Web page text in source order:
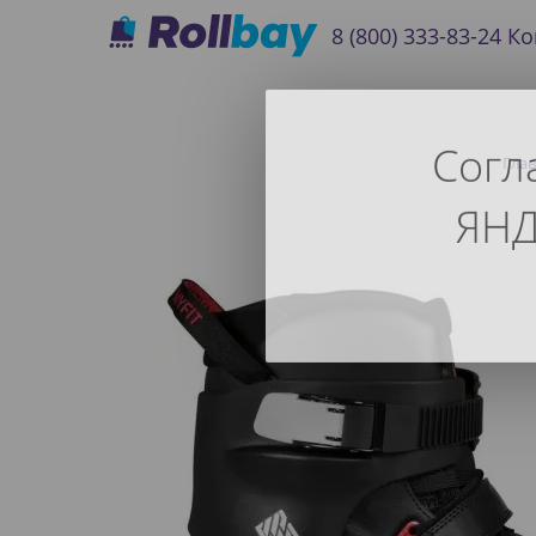
8 (800) 333-83-24